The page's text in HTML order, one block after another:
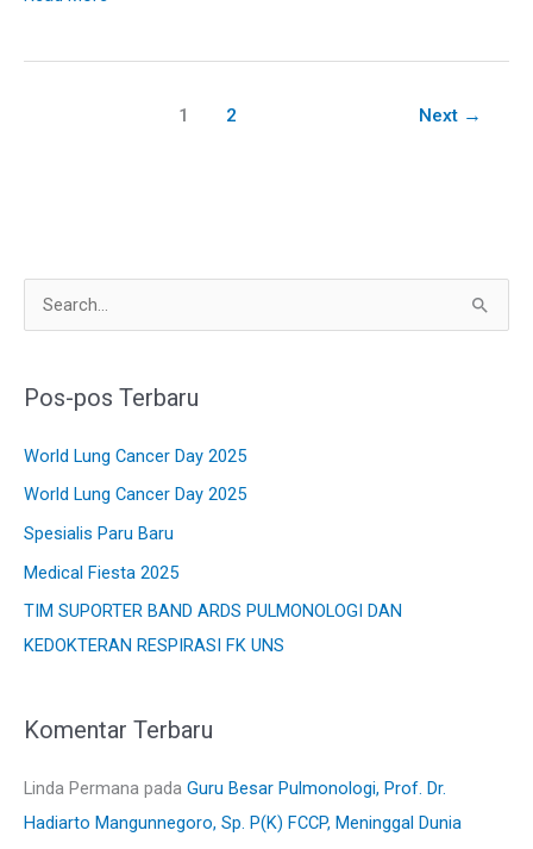
1 2 Next →
u
n
k
Pos-pos Terbaru
World Lung Cancer Day 2025
World Lung Cancer Day 2025
Spesialis Paru Baru
Medical Fiesta 2025
TIM SUPORTER BAND ARDS PULMONOLOGI DAN
KEDOKTERAN RESPIRASI FK UNS
Komentar Terbaru
Linda Permana pada Guru Besar Pulmonologi, Prof. Dr.
Hadiarto Mangunnegoro, Sp. P(K) FCCP, Meninggal Dunia